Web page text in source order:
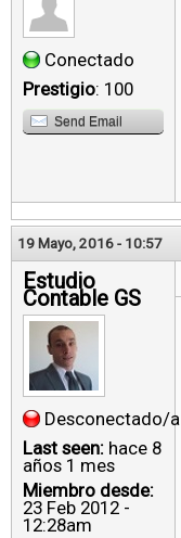
Conectado
Prestigio: 100
Send Email
19 Mayo, 2016 - 10:57
Estudio
Contable GS
Desconectado/a
Last seen: hace 8
años 1 mes
Miembro desde:
23 Feb 2012 -
12:28am